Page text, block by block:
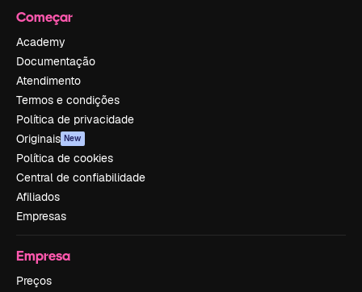
Começar
Academy
Documentação
Atendimento
Termos e condições
Política de privacidade
Originais New
Política de cookies
Central de confiabilidade
Afiliados
Empresas
Empresa
Preços